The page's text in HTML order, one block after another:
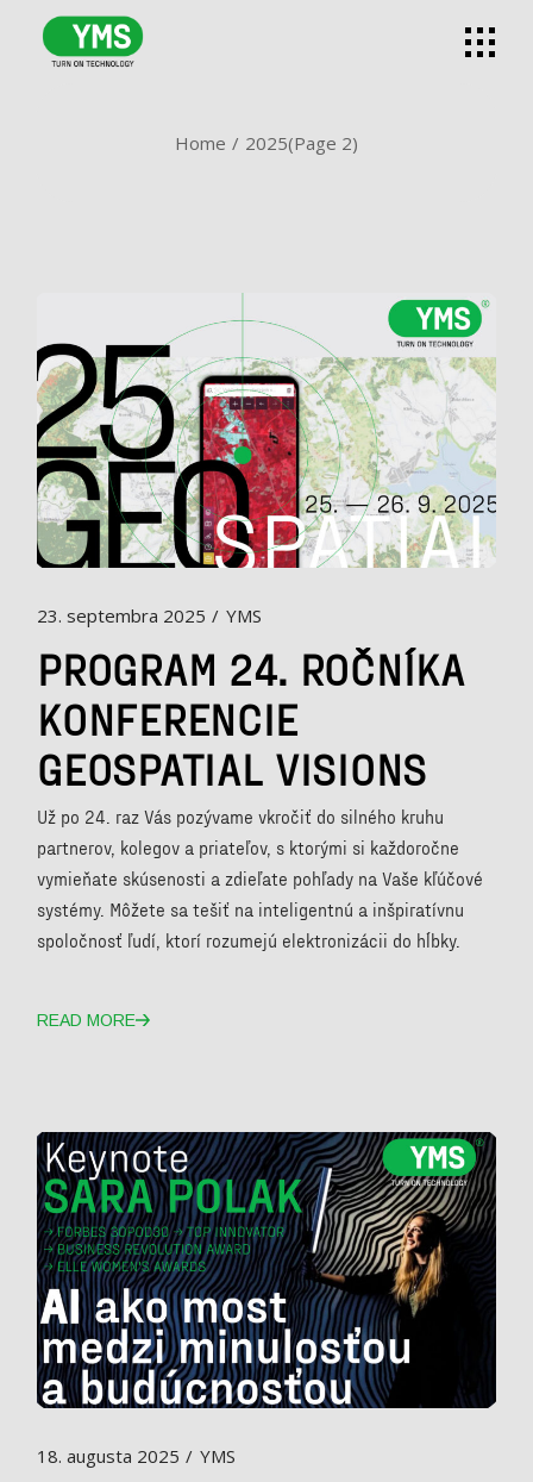
content
Home 2025(Page 2)
23. septembra 2025 YMS
PROGRAM 24. ROČNÍKA
KONFERENCIE
GEOSPATIAL VISIONS
Už po 24. raz Vás pozývame vkročiť do silného kruhu
partnerov, kolegov a priateľov, s ktorými si každoročne
vymieňate skúsenosti a zdieľate pohľady na Vaše kľúčové
systémy. Môžete sa tešiť na inteligentnú a inšpiratívnu
spoločnosť ľudí, ktorí rozumejú elektronizácii do hĺbky.
READ MORE
18. augusta 2025 YMS